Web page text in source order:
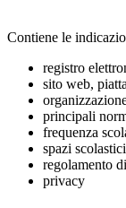
Contiene le
registro
sito web,
principali
frequenza
spazi scolastici
regolamento
privacy